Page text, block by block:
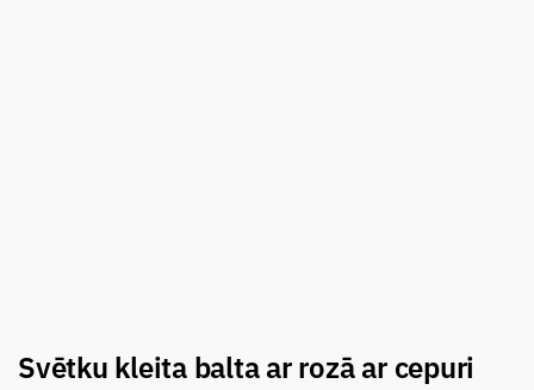
Svētku kleita balta ar rozā ar cepuri